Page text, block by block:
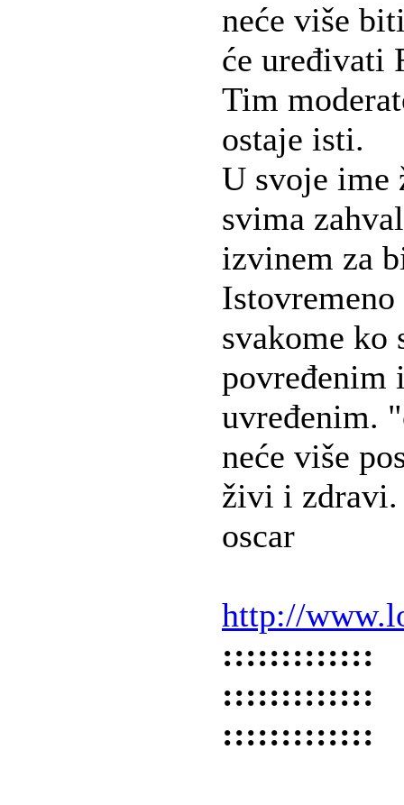
neće više
će uređivati
Tim
ostaje isti.
U svoje ime
svima
izvinem za
svakome ko
povređenim
uvređenim.
neće više
živi i zdravi.
oscar
http://
:::::::::::::
:::::::::::::
:::::::::::::